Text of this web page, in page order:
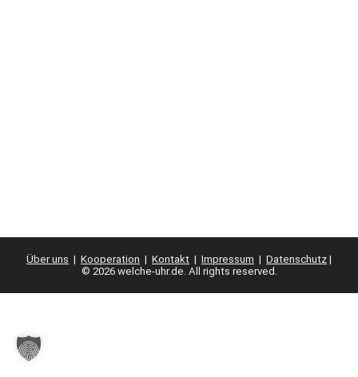
Über uns | Kooperation | Kontakt | Impressum | Datenschutz |
© 2026 welche-uhr.de. All rights reserved.